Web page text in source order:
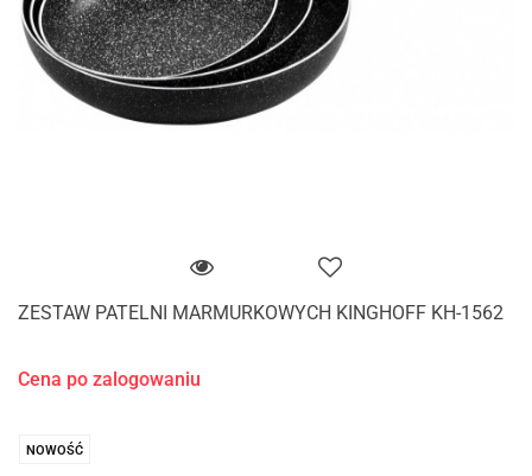
ZESTAW PATELNI MARMURKOWYCH KINGHOFF KH-1562
Cena po zalogowaniu
NOWOŚĆ